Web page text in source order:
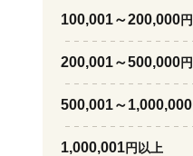
100,001～200,000円
200,001～500,000円
500,001～1,000,000
1,000,001円以上